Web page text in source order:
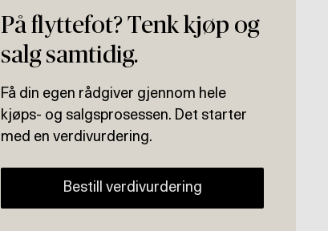
På flyttefot? Tenk kjøp og
salg samtidig.
Få din egen rådgiver gjennom hele
kjøps- og salgsprosessen. Det starter
med en verdivurdering.
Bestill verdivurdering